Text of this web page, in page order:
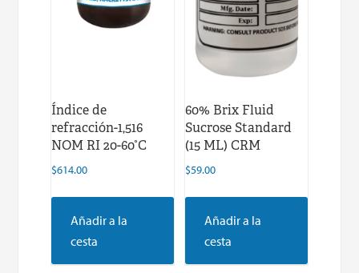
Índice de
refracción-1,516
NOM RI 20-60°C
$614.00
Añadir a la
cesta
60% Brix Fluid
Sucrose Standard
(15 ML) CRM
$59.00
Añadir a la
cesta